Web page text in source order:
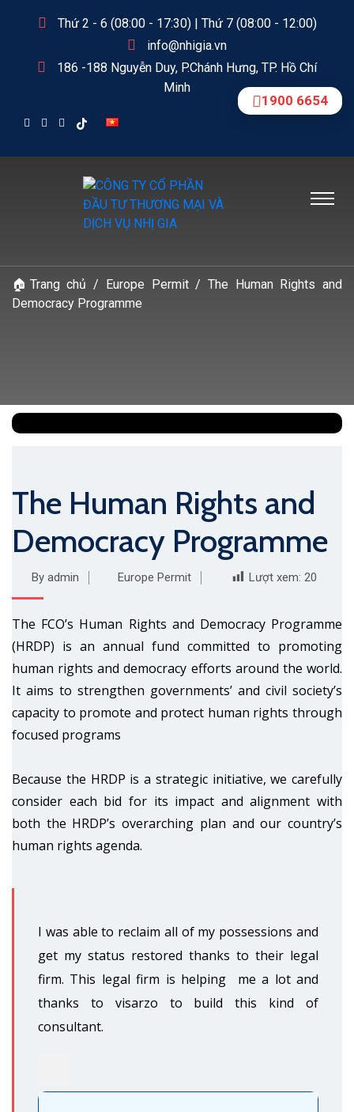
Thứ 2 - 6 (08:00 - 17:30) | Thứ 7 (08:00 - 12:00)
info@nhigia.vn
186 -188 Nguyễn Duy, P.Chánh Hưng, TP. Hồ Chí
Minh
🏠 Trang chủ / Europe Permit/ The Human Rights and
Democracy Programme
The Human Rights and
Democracy Programme
By admin Europe Permit Lượt xem: 20
The FCO’s Human Rights and Democracy Programme
(HRDP) is an annual fund committed to promoting
human rights and democracy efforts around the world.
It aims to strengthen governments’ and civil society’s
capacity to promote and protect human rights through
focused programs
Because the HRDP is a strategic initiative, we carefully
consider each bid for its impact and alignment with
both the HRDP’s overarching plan and our country’s
human rights agenda.
I was able to reclaim all of my possessions and
get my status restored thanks to their legal
firm. This legal firm is helping me a lot and
thanks to visarzo to build this kind of
consultant.
1900 6654